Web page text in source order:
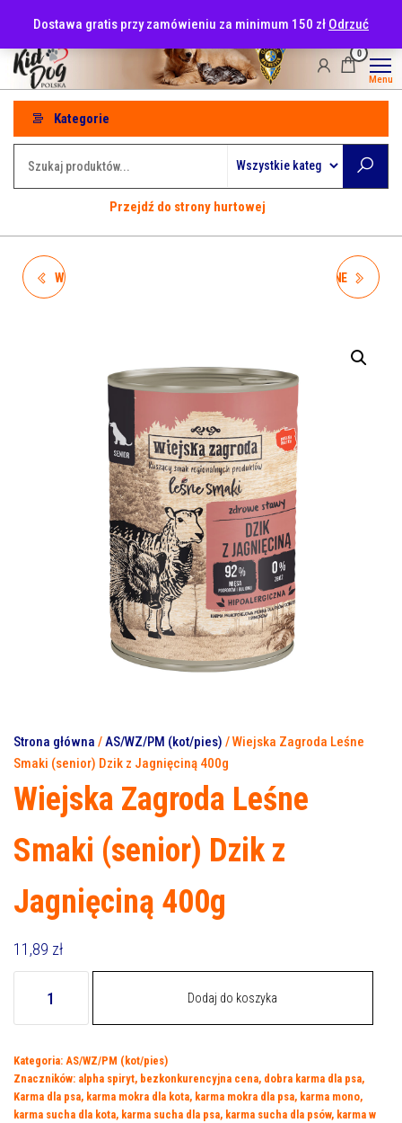
treści
Dostawa gratis przy zamówieniu za minimum 150 zł Odrzuć
0
Menu
Kategorie
Przejdź do strony hurtowej
WIEJSKA ZAGRODA LEŚNE
KACZKĄ 800G
WIEJSKA ZAGRODA LEŚNE
JAGNIĘCINĄ 800G
Strona główna /AS/WZ/PM (kot/pies) / Wiejska Zagroda Leśne
Smaki (senior) Dzik z Jagnięciną 400g
Wiejska Zagroda Leśne
Smaki (senior) Dzik z
Jagnięciną 400g
11,89 zł
Wiejska
Zagroda
Smaki
(senior)
Dzik
Dodaj do koszyka
Kategoria: AS/WZ/PM (kot/pies)
Znaczników: alpha spiryt, bezkonkurencyjna cena, dobra karma dla psa,
Karma dla psa, karma mokra dla kota, karma mokra dla psa, karma mono,
karma sucha dla kota, karma sucha dla psa, karma sucha dla psów, karma w